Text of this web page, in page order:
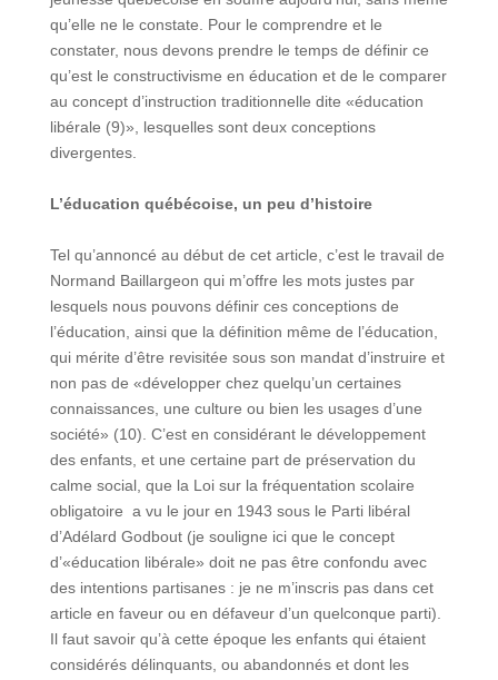
qu’elle ne le constate. Pour le comprendre et le
constater, nous devons prendre le temps de définir ce
qu’est le constructivisme en éducation et de le comparer
au concept d’instruction traditionnelle dite «éducation
libérale (9)», lesquelles sont deux conceptions
divergentes.
L’éducation québécoise, un peu d’histoire
Tel qu’annoncé au début de cet article, c’est le travail de
Normand Baillargeon qui m’offre les mots justes par
lesquels nous pouvons définir ces conceptions de
l’éducation, ainsi que la définition même de l’éducation,
qui mérite d’être revisitée sous son mandat d’instruire et
non pas de «développer chez quelqu’un certaines
connaissances, une culture ou bien les usages d’une
société» (10). C’est en considérant le développement
des enfants, et une certaine part de préservation du
calme social, que la Loi sur la fréquentation scolaire
obligatoire a vu le jour en 1943 sous le Parti libéral
d’Adélard Godbout (je souligne ici que le concept
d’«éducation libérale» doit ne pas être confondu avec
des intentions partisanes : je ne m’inscris pas dans cet
article en faveur ou en défaveur d’un quelconque parti).
Il faut savoir qu’à cette époque les enfants qui étaient
considérés délinquants, ou abandonnés et dont les